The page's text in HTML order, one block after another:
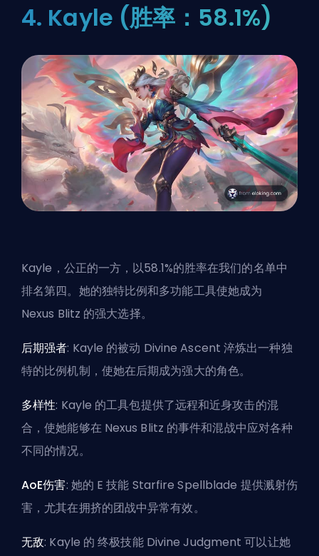
4. Kayle (胜率：58.1%)
Kayle，公正的一方，以58.1%的胜率在我们的名单中
排名第四。她的独特比例和多功能工具使她成为
Nexus Blitz 的强大选择。
后期强者: Kayle 的被动 Divine Ascent 淬炼出一种独
特的比例机制，使她在后期成为强大的角色。
多样性: Kayle 的工具包提供了远程和近身攻击的混
合，使她能够在 Nexus Blitz 的事件和混战中应对各种
不同的情况。
AoE伤害: 她的 E 技能 Starfire Spellblade 提供溅射伤
害，尤其在拥挤的团战中异常有效。
无敌: Kayle 的 终极技能 Divine Judgment 可以让她